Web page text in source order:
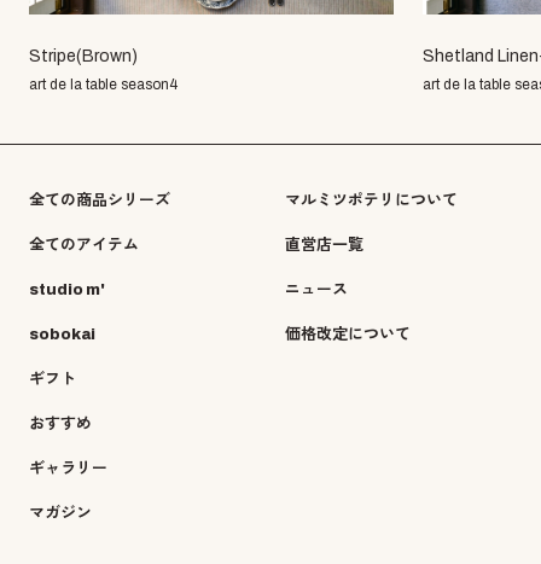
Stripe(Brown)
art de la table season4
Shetland
art de la table
全ての商品シリーズ
全てのアイテム
studio m'
sobokai
ギフト
おすすめ
ギャラリー
マガジン
マルミツポテリについて
直営店一覧
ニュース
価格改定について